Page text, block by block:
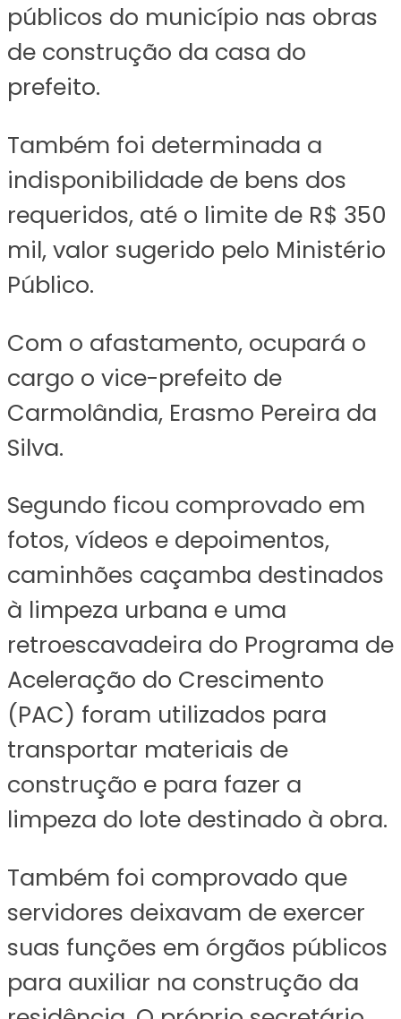
públicos do município nas obras
de construção da casa do
prefeito.
Também foi determinada a
indisponibilidade de bens dos
requeridos, até o limite de R$ 350
mil, valor sugerido pelo Ministério
Público.
Com o afastamento, ocupará o
cargo o vice-prefeito de
Carmolândia, Erasmo Pereira da
Silva.
Segundo ficou comprovado em
fotos, vídeos e depoimentos,
caminhões caçamba destinados
à limpeza urbana e uma
retroescavadeira do Programa de
Aceleração do Crescimento
(PAC) foram utilizados para
transportar materiais de
construção e para fazer a
limpeza do lote destinado à obra.
Também foi comprovado que
servidores deixavam de exercer
suas funções em órgãos públicos
para auxiliar na construção da